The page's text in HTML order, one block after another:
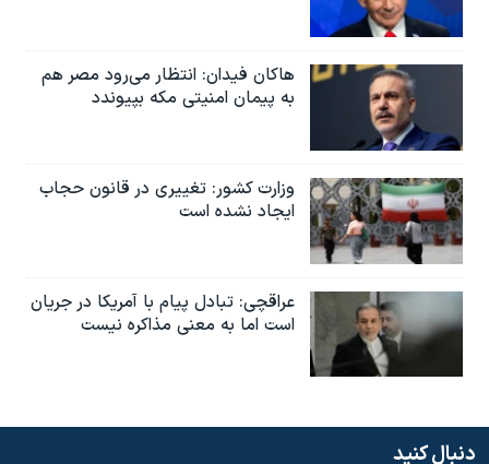
هاکان فیدان: انتظار می‌رود مصر هم
به پیمان امنیتی مکه بپیوندد
وزارت کشور: تغییری در قانون حجاب
ایجاد نشده است
عراقچی: تبادل پیام با آمریکا در جریان
است اما به معنی مذاکره نیست
دنبال کنید